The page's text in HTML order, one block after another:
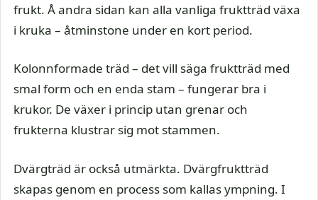
frukt. Å andra sidan kan alla vanliga fruktträd växa
i kruka – åtminstone under en kort period.
Kolonnformade träd – det vill säga fruktträd med
smal form och en enda stam – fungerar bra i
krukor. De växer i princip utan grenar och
frukterna klustrar sig mot stammen.
Dvärgträd är också utmärkta. Dvärgfruktträd
skapas genom en process som kallas ympning. I